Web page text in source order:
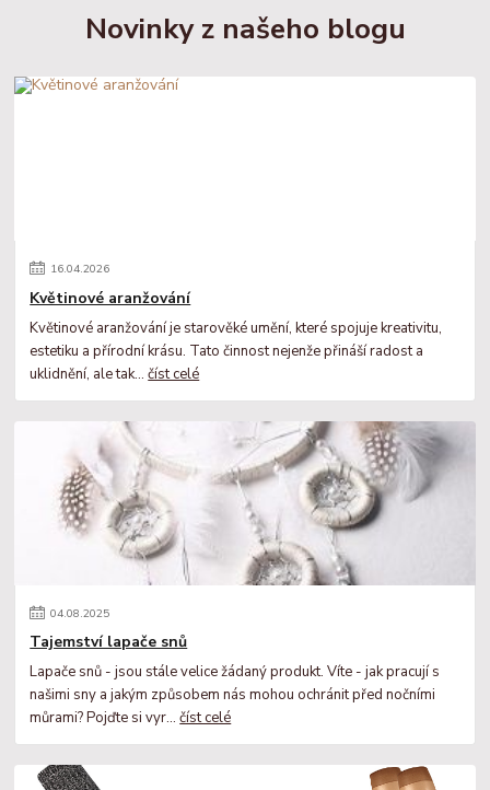
Novinky z našeho blogu
16.04.2026
Květinové aranžování
Květinové aranžování je starověké umění, které spojuje kreativitu,
estetiku a přírodní krásu. Tato činnost nejenže přináší radost a
uklidnění, ale tak...číst celé
04.08.2025
Tajemství lapače snů
Lapače snů - jsou stále velice žádaný produkt. Víte - jak pracují s
našimi sny a jakým způsobem nás mohou ochránit před nočními
můrami? Pojďte si vyr...číst celé